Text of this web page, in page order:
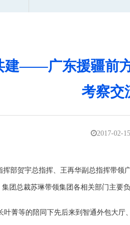
建——广东援疆前
考察交
2017-02-
部贺宇总指挥、王再华副总指挥带领
团总裁苏琳带领集团各相关部门主要负
叶菁等的陪同下先后来到智通外包大